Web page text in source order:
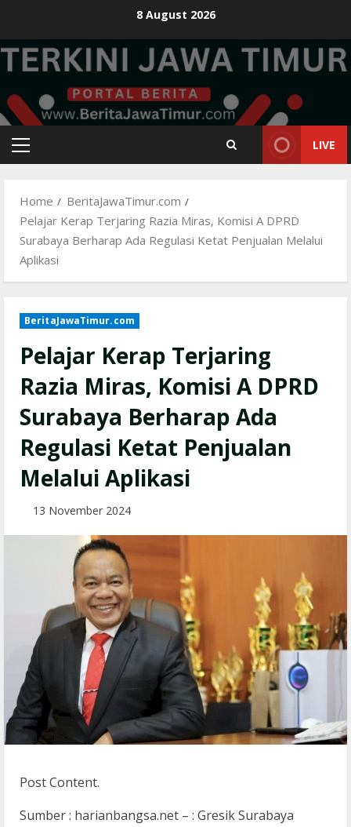
content
8 August 2026
Primary
LIVE
Home
BeritaJawaTimur.com
Pelajar Kerap Terjaring Razia Miras, Komisi A DPRD
Surabaya Berharap Ada Regulasi Ketat Penjualan Melalui
Aplikasi
BeritaJawaTimur.com
Pelajar Kerap Terjaring
Razia Miras, Komisi A DPRD
Surabaya Berharap Ada
Regulasi Ketat Penjualan
Melalui Aplikasi
13 November 2024
Post Content.
Sumber : harianbangsa.net – : Gresik Surabaya